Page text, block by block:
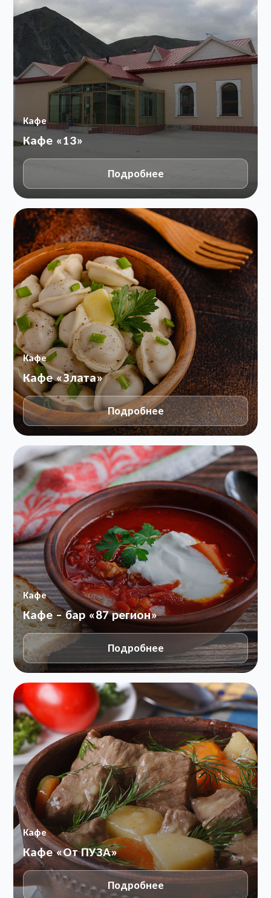
Кафе
Кафе «13»
Подробнее
Кафе
Кафе «Злата»
Подробнее
Кафе
Кафе – бар «87 регион»
Подробнее
Кафе
Кафе «От ПУЗА»
Подробнее